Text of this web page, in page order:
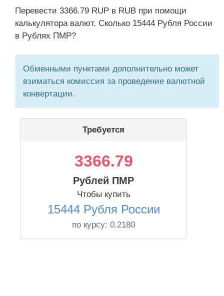
Перевести 3366.79 RUP в RUB при помощи
калькулятора валют. Сколько 15444 Рубля России
в Рублях ПМР?
Обменными пунктами дополнительно может
взиматься комиссия за проведение валютной
конвертации.
Требуется
3366.79
Рублей ПМР
Чтобы купить
15444 Рубля России
по курсу: 0.2180